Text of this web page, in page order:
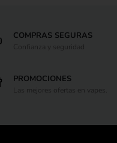
COMPRAS SEGURAS
Confianza y seguridad
PROMOCIONES
Las mejores ofertas en vapes.